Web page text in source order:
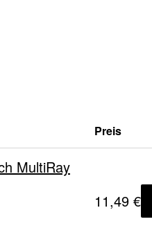
Preis
MultiRay
11,49 €